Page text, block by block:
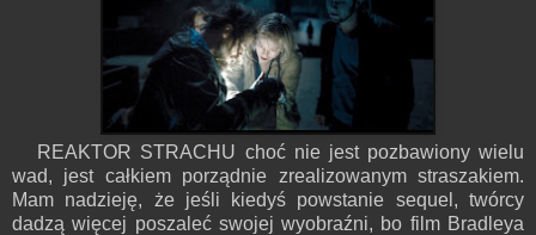
REAKTOR STRACHU choć nie jest pozbawiony wielu
wad, jest całkiem porządnie zrealizowanym straszakiem.
Mam nadzieję, że jeśli kiedyś powstanie sequel, twórcy
dadzą więcej poszaleć swojej wyobraźni, bo film Bradleya